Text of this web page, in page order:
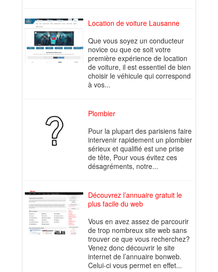
Location de voiture Lausanne
Que vous soyez un conducteur
novice ou que ce soit votre
première expérience de location
de voiture, il est essentiel de bien
choisir le véhicule qui correspond
à vos...
Plombier
Pour la plupart des parisiens faire
intervenir rapidement un plombier
sérieux et qualifié est une prise
de tête, Pour vous évitez ces
désagréments, notre...
Découvrez l’annuaire gratuit le
plus facile du web
Vous en avez assez de parcourir
de trop nombreux site web sans
trouver ce que vous recherchez?
Venez donc découvrir le site
internet de l’annuaire bonweb.
Celui-ci vous permet en effet...